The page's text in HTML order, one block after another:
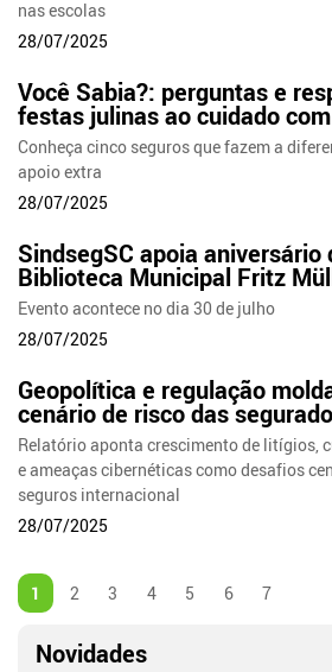
nas escolas
28/07/2025
Você Sabia?: perguntas e
festas julinas ao cuidado
Conheça cinco seguros que fazem a
apoio extra
28/07/2025
SindsegSC apoia aniversário
Biblioteca Municipal Fritz
Evento acontece no dia 30 de julho
28/07/2025
Geopolítica e regulação
cenário de risco das
Relatório aponta crescimento de litígios,
e ameaças cibernéticas como desafios
seguros internacional
28/07/2025
1 2 3 4 5 6 7
Novidades